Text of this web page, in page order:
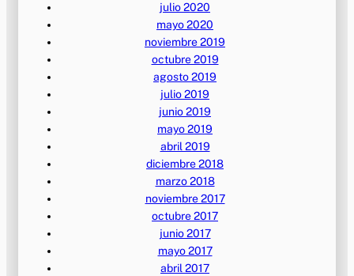
julio 2020
mayo 2020
noviembre 2019
octubre 2019
agosto 2019
julio 2019
junio 2019
mayo 2019
abril 2019
diciembre 2018
marzo 2018
noviembre 2017
octubre 2017
junio 2017
mayo 2017
abril 2017